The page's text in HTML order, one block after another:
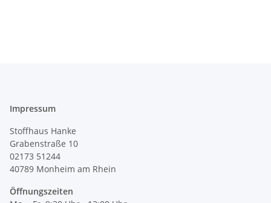
Impressum
Stoffhaus Hanke
Grabenstraße 10
02173 51244
40789 Monheim am Rhein
Öffnungszeiten